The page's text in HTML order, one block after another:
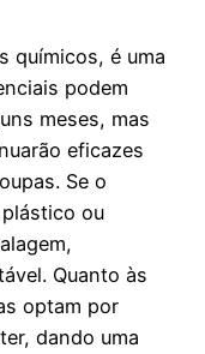
químicos, é uma
podem
meses, mas
eficazes
Se o
ou
Quanto às
optam por
dando uma